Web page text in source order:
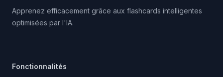
Apprenez efficacement grâce aux flashcards intelligentes
optimisées par l'IA.
Fonctionnalités